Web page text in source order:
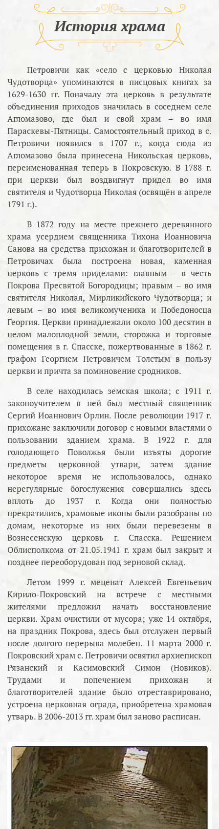
История храма
Петровичи как «село с церковью Николая
Чудотворца» упоминаются в писцовых книгах за
1629-1630 гг. Поначалу эта церковь в результате
объединения приходов значилась в соседнем селе
Агломазово, где был и свой храм – во имя
Параскевы-Пятницы. Самостоятельный приход в с.
Петровичи появился в 1707 г., когда сюда из
Агломазово была принесена Никольская церковь,
переименованная теперь в Покровскую. В 1788 г.
при церкви был воздвигнут придел во имя
святителя и Чудотворца Николая (освящён в апреле
1791 г.).
В 1872 году на месте прежнего деревянного
храма усердием священника Тихона Иоанновича
Санова на средства прихожан и благотворителей в
Петровичах была построена новая, каменная
церковь с тремя приделами: главным – в честь
Покрова Пресвятой Богородицы; правым – во имя
святителя Николая, Мирликийского Чудотворца; и
левым – во имя великомученика и Победоносца
Георгия. Церкви принадлежали около 100 десятин в
целом малоплодной земли, сторожка и торговые
помещения в г. Спасске, пожертвованные в 1862 г.
графом Георгием Петровичем Толстым в пользу
церкви и причта за поминовение сродников.
В селе находилась земская школа; с 1911 г.
законоучителем в ней был местный священник
Сергий Иоаннович Орлин. После революции 1917 г.
прихожане заключили договор с новыми властями о
пользовании зданием храма. В 1922 г. для
голодающего Поволжья были изъяты дорогие
предметы церковной утвари, затем здание
некоторое время не использовалось, однако
нерегулярные богослужения совершались здесь
вплоть до 1937 г. Когда они полностью
прекратились, храмовые иконы были разобраны по
домам, некоторые из них были перевезены в
Вознесенскую церковь г. Спасска. Решением
Облисполкома от 21.05.1941 г. храм был закрыт и
позднее переоборудован под зерновой склад.
Летом 1999 г. меценат Алексей Евгеньевич
Кирило-Покровский на встрече с местными
жителями предложил начать восстановление
церкви. Храм очистили от мусора; уже 14 октября,
на праздник Покрова, здесь был отслужен первый
после долгого перерыва молебен. 11 марта 2000 г.
Покровский храм с. Петровичи освятил архиепископ
Рязанский и Касимовский Симон (Новиков).
Трудами и попечением прихожан и
благотворителей здание было отреставрировано,
устроена церковная ограда, приобретена храмовая
утварь. В 2006-2013 гг. храм был заново расписан.